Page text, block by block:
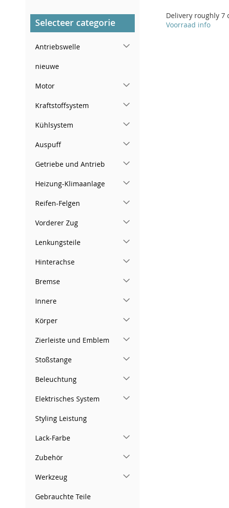
Delivery roughly 7
Voorraad info
In den Warenkorb
HINZUFÜGEN
Türsäule
Selecteer categorie
Antriebswelle
nieuwe
Motor
Kraftstoffsystem
Kühlsystem
Auspuff
Getriebe und Antrieb
Heizung-Klimaanlage
Reifen-Felgen
Vorderer Zug
Lenkungsteile
Hinterachse
Bremse
Innere
Körper
Zierleiste und Emblem
Stoßstange
Beleuchtung
Elektrisches System
Styling Leistung
Lack-Farbe
Zubehör
Werkzeug
Gebrauchte Teile